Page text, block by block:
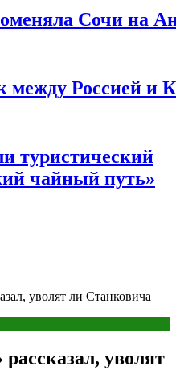
Сочи на
между Россией и
туристический
чайный путь»
уволят ли Станковича
уволят